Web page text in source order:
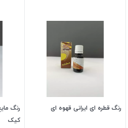
رنگ قطره ای ایرانی قهوه ای
کیک